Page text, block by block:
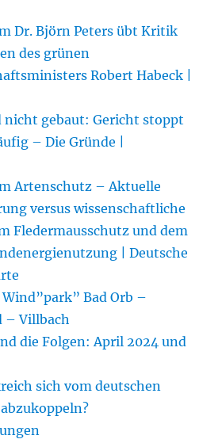
Dr. Björn Peters übt Kritik
des grünen
Robert Habeck |
nicht gebaut: Gericht stoppt
– Die Gründe |
Artenschutz – Aktuelle
versus wissenschaftliche
Fledermausschutz und dem
| Deutsche
Bad Orb –
– Villbach
die Folgen: April 2024 und
sich vom deutschen